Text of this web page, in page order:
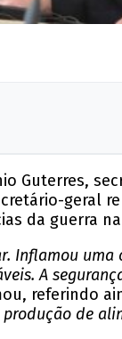
Guterres,
geral
da guerra
Inflamou
A
referindo
de